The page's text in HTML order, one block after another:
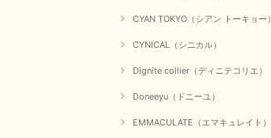
CYAN TOKYO（シアン トーキョー）
CYNICAL（シニカル）
Dignite collier（ディニテコリエ）
Doneeyu（ドニーユ）
EMMACULATE（エマキュレイト）